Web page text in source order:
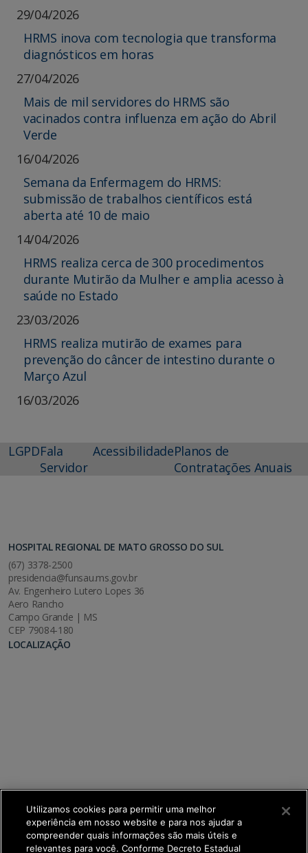
29/04/2026
HRMS inova com tecnologia que transforma
diagnósticos em horas
27/04/2026
Mais de mil servidores do HRMS são
vacinados contra influenza em ação do Abril
Verde
16/04/2026
Semana da Enfermagem do HRMS:
submissão de trabalhos científicos está
aberta até 10 de maio
14/04/2026
HRMS realiza cerca de 300 procedimentos
durante Mutirão da Mulher e amplia acesso à
saúde no Estado
23/03/2026
HRMS realiza mutirão de exames para
prevenção do câncer de intestino durante o
Março Azul
16/03/2026
LGPDFala
Servidor
AcessibilidadePlanos de
Contratações Anuais
HOSPITAL REGIONAL DE MATO GROSSO DO SUL
(67) 3378-2500
presidencia@funsau.ms.gov.br
Av. Engenheiro Lutero Lopes 36
Aero Rancho
Campo Grande | MS
CEP 79084-180
LOCALIZAÇÃO
Utilizamos cookies para permitir uma melhor
experiência em nosso website e para nos ajudar a
compreender quais informações são mais úteis e
relevantes para você. Conforme Decreto Estadual